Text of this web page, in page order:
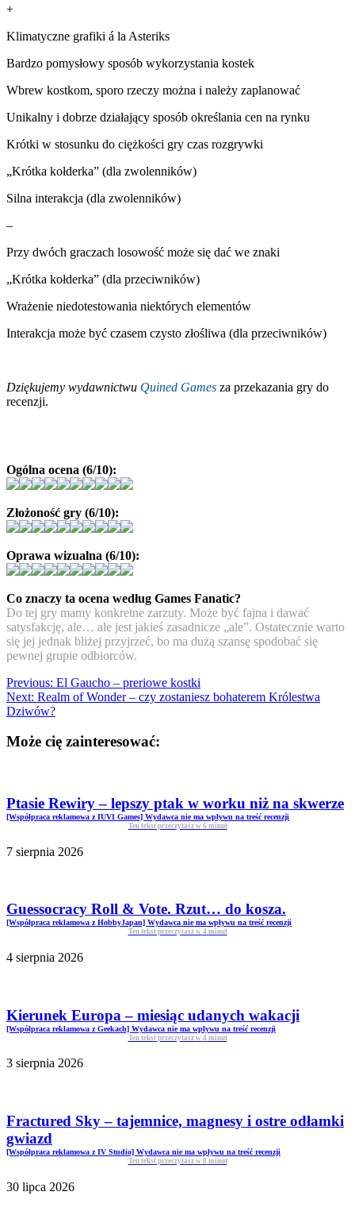
+
Klimatyczne grafiki á la Asteriks
Bardzo pomysłowy sposób wykorzystania kostek
Wbrew kostkom, sporo rzeczy można i należy zaplanować
Unikalny i dobrze działający sposób określania cen na rynku
Krótki w stosunku do ciężkości gry czas rozgrywki
„Krótka kołderka” (dla zwolenników)
Silna interakcja (dla zwolenników)
–
Przy dwóch graczach losowość może się dać we znaki
„Krótka kołderka” (dla przeciwników)
Wrażenie niedotestowania niektórych elementów
Interakcja może być czasem czysto złośliwa (dla przeciwników)
Dziękujemy wydawnictwu Quined Games za przekazania gry do
recenzji.
Ogólna ocena (6/10):
Złożoność gry (6/10):
Oprawa wizualna (6/10):
Co znaczy ta ocena według Games Fanatic?
Do tej gry mamy konkretne zarzuty. Może być fajna i dawać
satysfakcję, ale… ale jest jakieś zasadnicze „ale”. Ostatecznie warto
się jej jednak bliżej przyjrzeć, bo ma dużą szansę spodobać się
pewnej grupie odbiorców.
Previous: El Gaucho – preriowe kostki
Next: Realm of Wonder – czy zostaniesz bohaterem Królestwa
Dziwów?
Może cię zainteresować:
Ptasie Rewiry – lepszy ptak w worku niż na skwerze
[Współpraca reklamowa z IUVI Games] Wydawca nie ma wpływu na treść recenzji
Ten tekst przeczytasz w 6 minut
7 sierpnia 2026
Guessocracy Roll & Vote. Rzut… do kosza.
[Współpraca reklamowa z HobbyJapan] Wydawca nie ma wpływu na treść recenzji
Ten tekst przeczytasz w 4 minut
4 sierpnia 2026
Kierunek Europa – miesiąc udanych wakacji
[Współpraca reklamowa z Geekach] Wydawca nie ma wpływu na treść recenzji
Ten tekst przeczytasz w 4 minut
3 sierpnia 2026
Fractured Sky – tajemnice, magnesy i ostre odłamki
gwiazd
[Współpraca reklamowa z IV Studio] Wydawca nie ma wpływu na treść recenzji
Ten tekst przeczytasz w 8 minut
30 lipca 2026